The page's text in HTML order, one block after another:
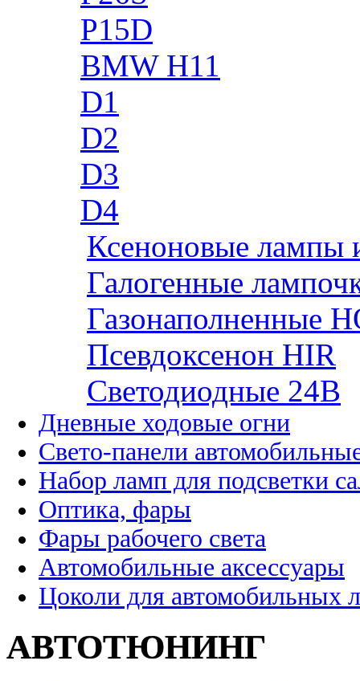
P15D
BMW H11
D1
D2
D3
D4
Ксеноновые лампы
Галогенные
Газонаполненные
Псевдоксенон HIR
Cветодиодные 24B
Дневные ходовые огни
Свето-панели
Набор ламп для подсветки
Оптика, фары
Фары рабочего света
Автомобильные аксессуары
Цоколи для автомобильных
АВТОТЮНИНГ